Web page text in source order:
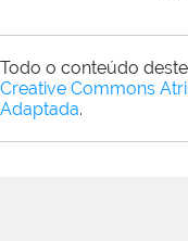
Todo o conteúdo
Creative Commons
Adaptada.